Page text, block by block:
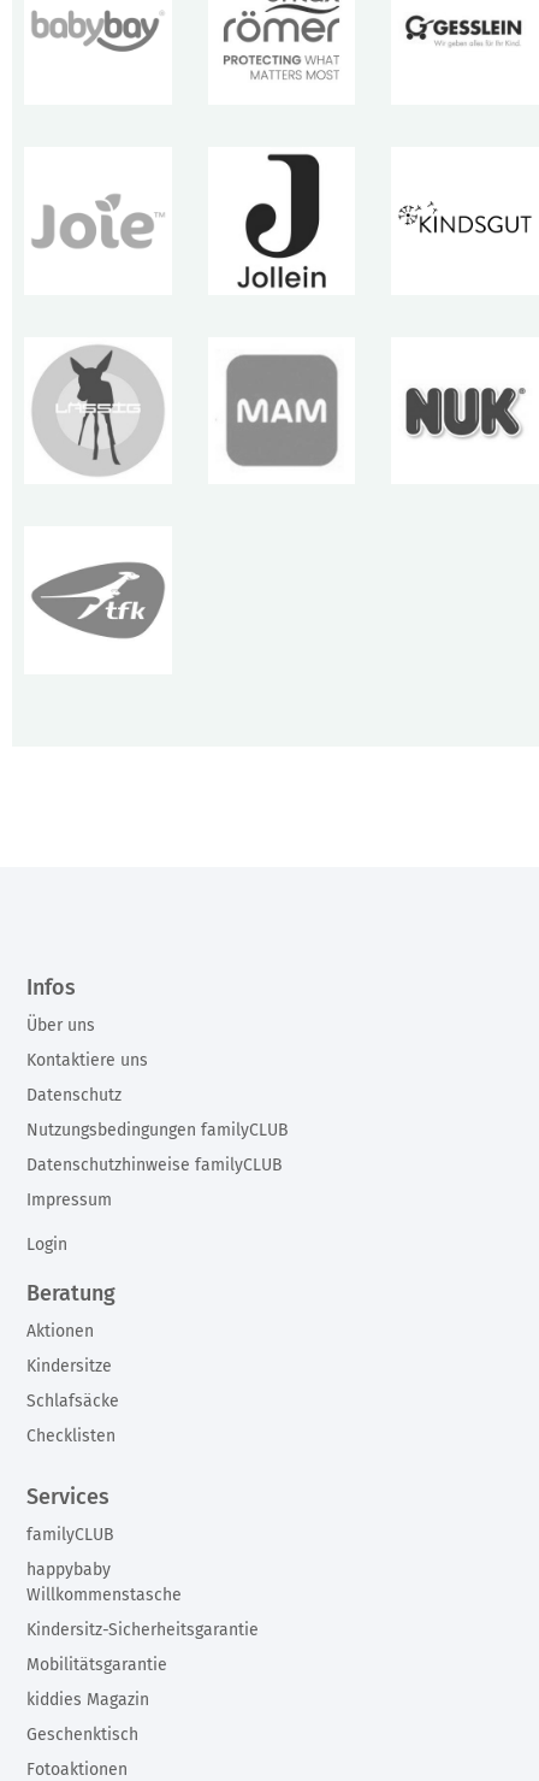
Beratung
Aktionen
Kindersitze
Schlafsäcke
Checklisten
Services
familyCLUB
happybaby
Willkommenstasche
Kindersitz-Sicherheitsgarantie
Mobilitätsgarantie
kiddies Magazin
Geschenktisch
Fotoaktionen
Infos
Über uns
Kontaktiere uns
Datenschutz
Nutzungsbedingungen familyCLUB
Datenschutzhinweise familyCLUB
Impressum
Login